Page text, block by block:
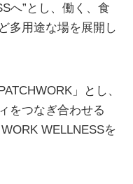
へ”とし、働く、食
多用途な場を展開し
」とし、
をつなぎ合わせる
WELLNESSを